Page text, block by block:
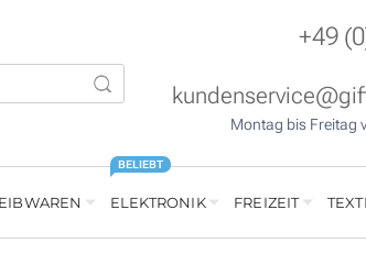
+49
Montag bis Freitag
ELEKTRONIK
BELIEBT
FREIZEIT